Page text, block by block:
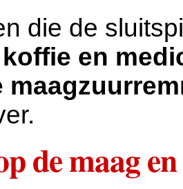
die de
en
de maag